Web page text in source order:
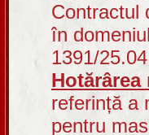
Contractul
în
1391/
Hotărârea
referință a
pentru